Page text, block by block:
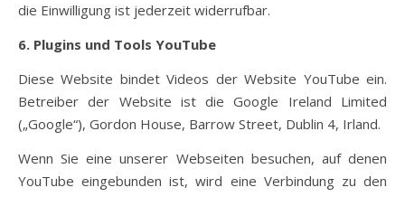
die Einwilligung ist jederzeit widerrufbar.
6. Plugins und Tools YouTube
Diese Website bindet Videos der Website YouTube ein.
Betreiber der Website ist die Google Ireland Limited
(„Google“), Gordon House, Barrow Street, Dublin 4, Irland.
Wenn Sie eine unserer Webseiten besuchen, auf denen
YouTube eingebunden ist, wird eine Verbindung zu den